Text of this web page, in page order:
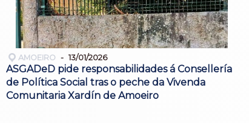
AMOEIRO 13/01/2026
ASGADeD pide responsabilidades á Consellería
de Política Social tras o peche da Vivenda
Comunitaria Xardín de Amoeiro